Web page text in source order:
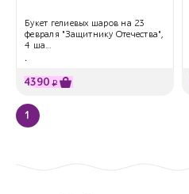
Букет гелиевых шаров на 23
февраля "Защитнику Отечества",
4 ша...
.
4390 ₽
1